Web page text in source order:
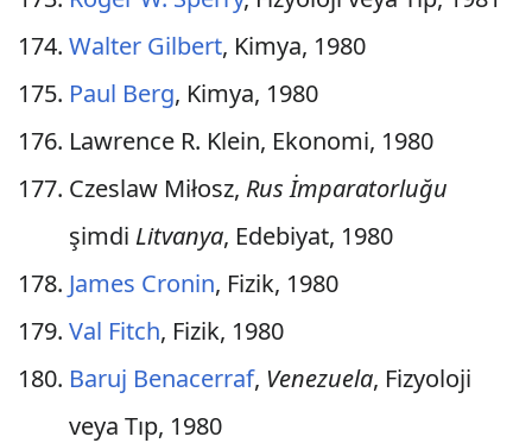
Walter Gilbert, Kimya, 1980
Paul Berg, Kimya, 1980
Lawrence R. Klein, Ekonomi, 1980
Czeslaw Miłosz, Rus İmparatorluğu
şimdi Litvanya, Edebiyat, 1980
James Cronin, Fizik, 1980
Val Fitch, Fizik, 1980
Baruj Benacerraf, Venezuela, Fizyoloji
veya Tıp, 1980